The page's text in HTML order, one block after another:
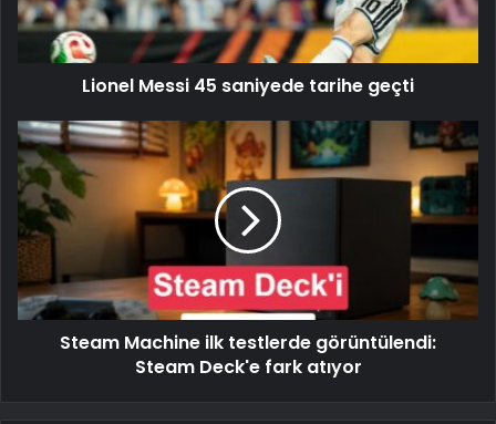
Lionel Messi 45 saniyede tarihe geçti
Steam Machine ilk testlerde görüntülendi:
Steam Deck'e fark atıyor